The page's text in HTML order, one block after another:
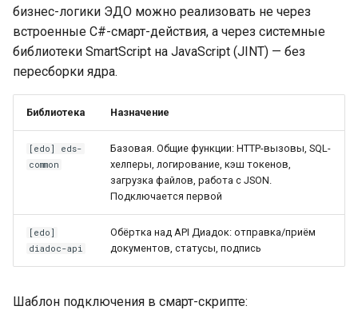
бизнес-логики ЭДО можно реализовать не через
встроенные C#-смарт-действия, а через системные
библиотеки SmartScript на JavaScript (JINT) — без
пересборки ядра.
Библиотека Назначение
[edo] eds-
common
Базовая. Общие функции: HTTP-вызовы, SQL-
хелперы, логирование, кэш токенов,
загрузка файлов, работа с JSON.
Подключается первой
[edo]
diadoc-api
Обёртка над API Диадок: отправка/приём
документов, статусы, подпись
Шаблон подключения в смарт-скрипте: